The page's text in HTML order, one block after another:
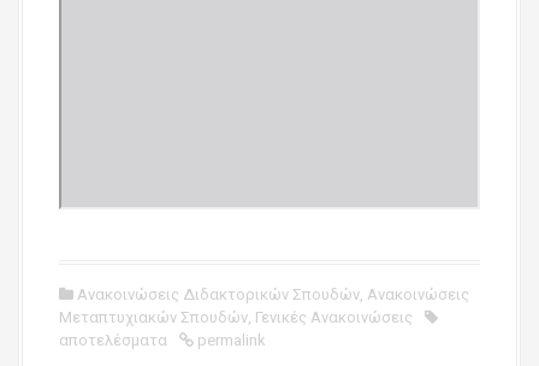
Ανακοινώσεις Διδακτορικών Σπουδών, Ανακοινώσεις
Μεταπτυχιακών Σπουδών, Γενικές Ανακοινώσεις
αποτελέσματα
permalink